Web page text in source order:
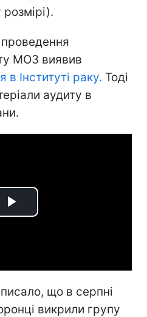
МОЗ виявив
Інституті раку. Тоді
аудиту в
Play
що в серпні
викрили групу